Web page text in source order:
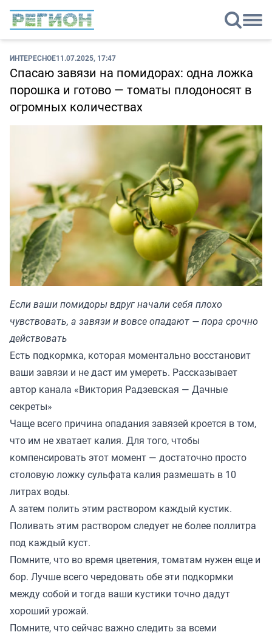
ИНТЕРЕСНОЕ11.07.2025, 17:47
Спасаю завязи на помидорах: одна ложка
порошка и готово — томаты плодоносят в
огромных количествах
Если ваши помидоры вдруг начали себя плохо
чувствовать, а завязи и вовсе опадают — пора срочно
действовать
Есть подкормка, которая моментально восстановит
ваши завязи и не даст им умереть. Рассказывает
автор канала «Виктория Радзевская — Дачные
секреты»
Чаще всего причина опадания завязей кроется в том,
что им не хватает калия. Для того, чтобы
компенсировать этот момент — достаточно просто
столовую ложку сульфата калия размешать в 10
литрах воды.
А затем полить этим раствором каждый кустик.
Поливать этим раствором следует не более поллитра
под каждый куст.
Помните, что во время цветения, томатам нужен еще и
бор. Лучше всего чередовать обе эти подкормки
между собой и тогда ваши кустики точно дадут
хороший урожай.
Помните, что сейчас важно следить за всеми